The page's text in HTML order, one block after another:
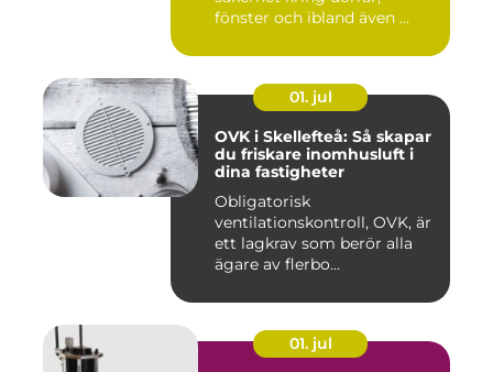
fönster och ibland även ...
01. jul
OVK i Skellefteå: Så skapar
du friskare inomhusluft i
dina fastigheter
Obligatorisk
ventilationskontroll, OVK, är
ett lagkrav som berör alla
ägare av flerbo...
01. jul